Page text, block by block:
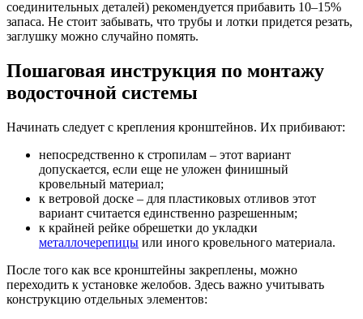
соединительных деталей) рекомендуется прибавить 10–15%
запаса. Не стоит забывать, что трубы и лотки придется резать,
заглушку можно случайно помять.
Пошаговая инструкция по монтажу
водосточной системы
Начинать следует с крепления кронштейнов. Их прибивают:
непосредственно к стропилам – этот вариант
допускается, если еще не уложен финишный
кровельный материал;
к ветровой доске – для пластиковых отливов этот
вариант считается единственно разрешенным;
к крайней рейке обрешетки до укладки
металлочерепицы или иного кровельного материала.
После того как все кронштейны закреплены, можно
переходить к установке желобов. Здесь важно учитывать
конструкцию отдельных элементов: